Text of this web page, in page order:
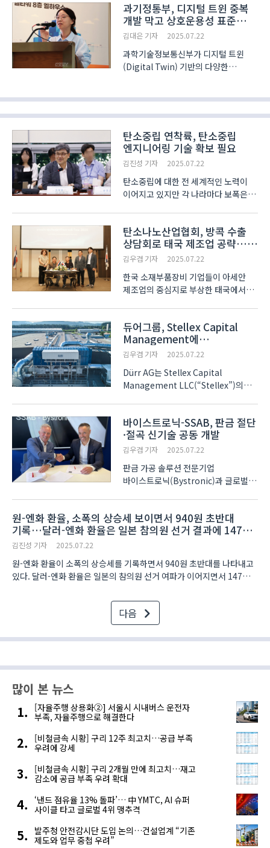
이행곤 센터장은 22일 서울 영등포구
국회의원회관에서 열린 '재난안전산업
진흥을 위한 정책세미나'에서 "데..
과기정통부, 디지털 트윈 중복
개발 막고 상호운용성 표준
마련한다
김대은 기자 2025.07.22
과학기술정보통신부가 디지털 트윈
(Digital Twin) 기반의 다양한
과기정통부의 양승주 사무관은 22일
양재 엘타워에서 열린 ‘디지털 트윈과
메타버스 그리고 미래 도시 세미나..
탄소중립 연착륙, 탄소중립
엔지니어링 기술 확보 필요
김진성 기자 2025.07.22
탄소중립에 대한 전 세계적인 노력이
이어지고 있지만 각 나라마다 보폭은
멈춰졌었기 때문에 더욱 빠른 속도가
필요하지만 아직까지는 갈 길이 먼
상황이다. 22일 ..
탄소나노산업협회, 방콕 수출
상담회로 태국 제조업 공략…
7개사 참가
김우겸 기자 2025.07.22
한국 소재부품장비 기업들이 아세안
제조업의 중심지로 부상한 태국에서
주관한 ‘2025 한-태국 소재부품장비
비즈니스 수출상담회’ 현장에서는 현지
바이어들의 잇따른 방문..
듀어그룹, Stellex Capital
Management에
환경기술사업부 매각
김우겸 기자 2025.07.22
Dürr AG는 Stellex Capital
Management LLC(“Stellex”)의
정화기술 및 소음저감 시스템이 포함된
듀어그룹 내의 Clean Technology
Systems Environment..
바이스트로닉-SSAB, 판금 절단
·절곡 신기술 공동 개발
김우겸 기자 2025.07.22
판금 가공 솔루션 전문기업
바이스트로닉(Bystronic)과 글로벌
절곡 공정의 신기술 공동 개발에
나섰다. 두 기업은 합금 기술, 재활용
원-엔화 환율, 소폭의 상승세 보이면서 940원 초반대
기록…달러-엔화 환율은 일본 참의원 선거 결과에 147엔
중반대로 상승
김진성 기자 2025.07.22
원-엔화 환율이 소폭의 상승세를 기록하면서 940원 초반대를 나타내고
있다. 달러-엔화 환율은 일본의 참의원 선거 여파가 이어지면서 147엔
다음
많이 본 뉴스
[자율주행 상용화②] 서울시 시내버스 운전자
부족, 자율주행으로 해결한다
[비철금속 시황] 구리 12주 최고치…공급 부족
우려에 강세
[비철금속 시황] 구리 2개월 만에 최고치…재고
감소에 공급 부족 우려 확대
‘낸드 점유율 13% 돌파’… 中 YMTC, AI 슈퍼
사이클 타고 글로벌 4위 맹추격
발주청 안전감시단 도입 논의…건설업계 “기존
제도와 업무 중첩 우려”